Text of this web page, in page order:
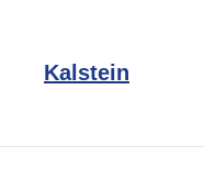
Kalstein